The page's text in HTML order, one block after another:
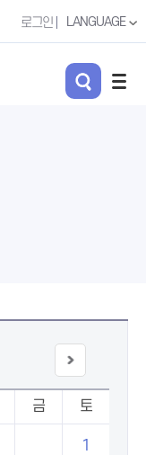
로그인 LANGUAGE
금 토
1